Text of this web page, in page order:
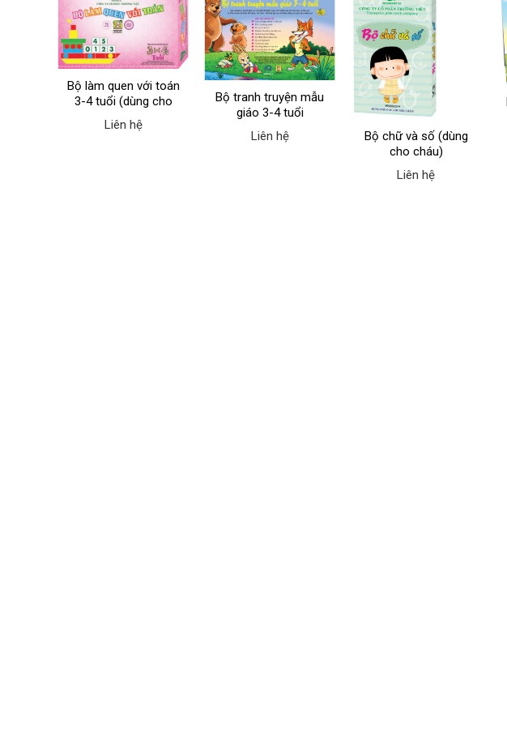
Bộ làm quen với toán
3-4 tuổi (dùng cho
cô)
Liên hệ
Bộ tranh truyện mẫu
giáo 3-4 tuổi
Liên hệ
Bộ chữ và số (dùng
cho cháu)
Liên hệ